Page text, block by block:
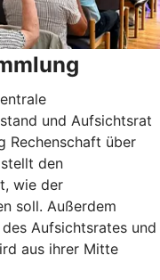
und Aufsichtsrat
Rechenschaft über
den
wie der
soll. Außerdem
Aufsichtsrates und
aus ihrer Mitte